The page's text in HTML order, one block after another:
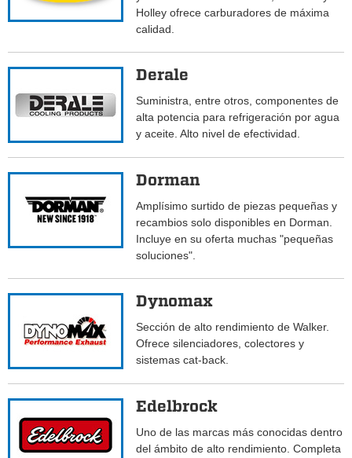
Holley ofrece carburadores de máxima
calidad.
Derale
Suministra, entre otros, componentes de
alta potencia para refrigeración por agua
y aceite. Alto nivel de efectividad.
Dorman
Amplísimo surtido de piezas pequeñas y
recambios solo disponibles en Dorman.
Incluye en su oferta muchas "pequeñas
soluciones".
Dynomax
Sección de alto rendimiento de Walker.
Ofrece silenciadores, colectores y
sistemas cat-back.
Edelbrock
Uno de las marcas más conocidas dentro
del ámbito de alto rendimiento. Completa